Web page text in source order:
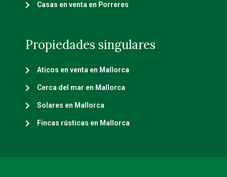
Casas en venta en Porreres
Propiedades singulares
Aticos en venta en Mallorca
Cerca del mar en Mallorca
Solares en Mallorca
Fincas rústicas en Mallorca